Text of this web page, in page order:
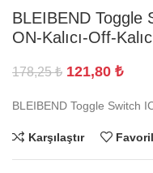
BLEIBEND Toggle
ON-Kalıcı-Off-
178,25₺ 121,80 ₺
BLEIBEND Toggle Switch
Karşılaştır